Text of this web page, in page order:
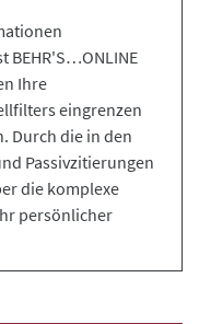
BEHR'S…ONLINE
Ihre
eingrenzen
Durch die in den
Passivzitierungen
die komplexe
persönlicher